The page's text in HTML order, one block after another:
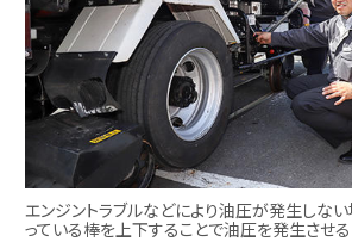
エンジントラブルなどにより油圧が発生しな
っている棒を上下することで油圧を発生させる